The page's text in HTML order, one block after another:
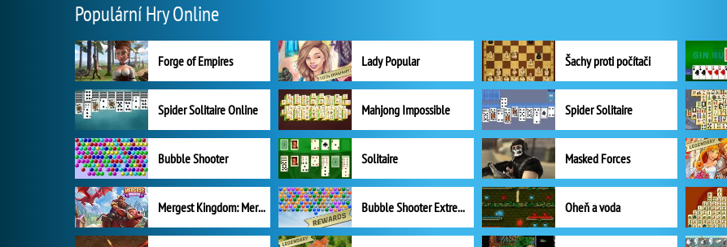
Populární Hry Online
Forge of Empires Lady Popular Šachy proti počítači
Spider Solitaire Online Mahjong Impossible Spider Solitaire
Bubble Shooter Solitaire Masked Forces
Mergest Kingdom: Merge Puzzle Bubble Shooter Extreme Oheň a voda